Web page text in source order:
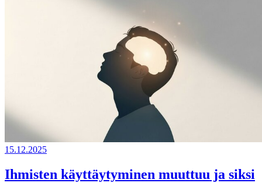
15.12.2025
Ihmisten käyttäytyminen muuttuu ja siksi